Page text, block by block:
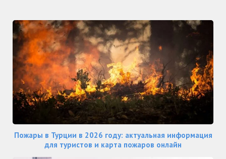
Пожары в Турции в 2026 году: актуальная информация
для туристов и карта пожаров онлайн